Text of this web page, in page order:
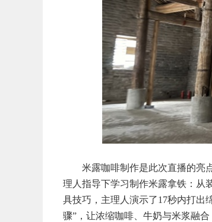
米露咖啡制作是此次直播的亮
理人指导下学习制作米露拿铁：从
具技巧，主理人演示了17秒内打出
骤”，让浓缩咖啡、牛奶与米浆融